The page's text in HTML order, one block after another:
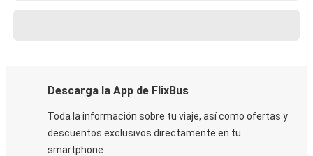
Descarga la App de FlixBus
Toda la información sobre tu viaje, así como ofertas y
descuentos exclusivos directamente en tu
smartphone.